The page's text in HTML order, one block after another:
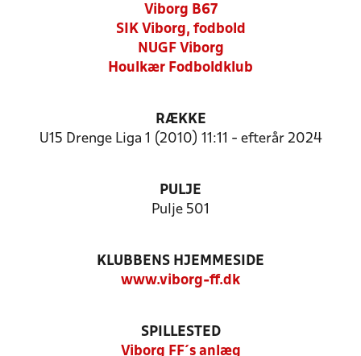
Viborg B67
SIK Viborg, fodbold
NUGF Viborg
Houlkær Fodboldklub
RÆKKE
U15 Drenge Liga 1 (2010) 11:11 - efterår 2024
PULJE
Pulje 501
KLUBBENS HJEMMESIDE
www.viborg-ff.dk
SPILLESTED
Viborg FF´s anlæg